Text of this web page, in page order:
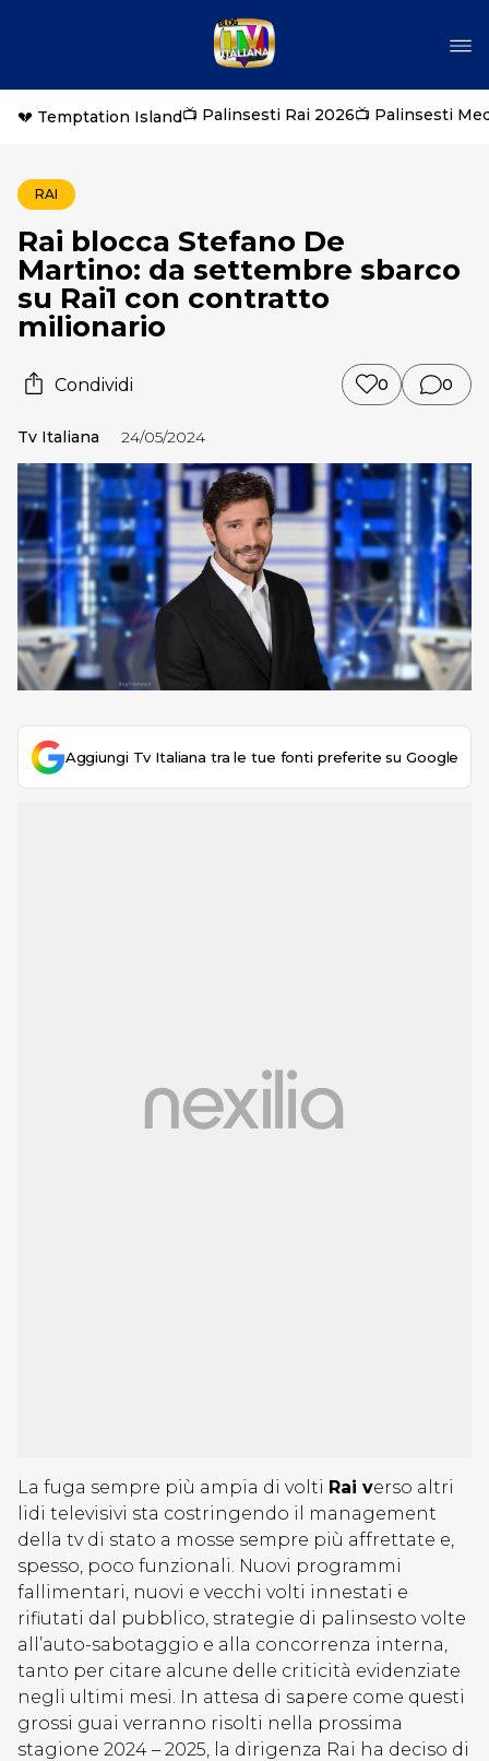
💔 Temptation Island📺 Palinsesti Rai 2026📺 Palinsesti
RAI
Rai blocca Stefano De
Martino: da settembre sbarco
su Rai1 con contratto
milionario
Condividi 0 0
Tv Italiana 24/05/2024
Aggiungi Tv Italiana tra le tue fonti preferite su Google
La fuga sempre più ampia di volti Rai verso altri
lidi televisivi sta costringendo il management
della tv di stato a mosse sempre più affrettate e,
spesso, poco funzionali. Nuovi programmi
fallimentari, nuovi e vecchi volti innestati e
rifiutati dal pubblico, strategie di palinsesto volte
all’auto-sabotaggio e alla concorrenza interna,
tanto per citare alcune delle criticità evidenziate
negli ultimi mesi. In attesa di sapere come questi
grossi guai verranno risolti nella prossima
stagione 2024 – 2025, la dirigenza Rai ha deciso di